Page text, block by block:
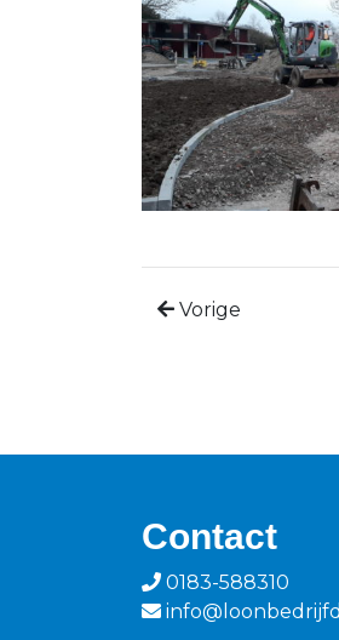
Vorige
Contact
0183-588310